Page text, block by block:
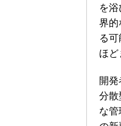
を
界的
る
ほど
開
分散
な